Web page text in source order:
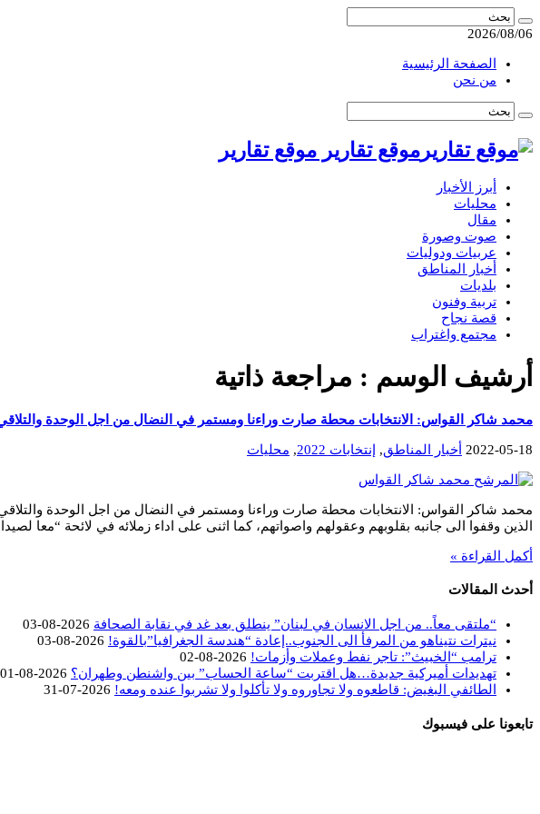
2026/08/06
الصفحة الرئيسية
من نحن
موقع تقارير موقع تقارير
أبرز الأخبار
محليات
مقال
صوت وصورة
عربيات ودوليات
أخبار المناطق
بلديات
تربية وفنون
قصة نجاح
مجتمع واغتراب
أرشيف الوسم : مراجعة ذاتية
محمد شاكر القواس: الانتخابات محطة صارت وراءنا ومستمر في النضال من اجل الوحدة
2022-05-18 أخبار المناطق, إنتخابات 2022 , محليات
محمد شاكر القواس: الانتخابات محطة صارت وراءنا ومستمر في النضال من اجل الوحدة
الذين وقفوا الى جانبه بقلوبهم وعقولهم واصواتهم، كما اثنى على اداء زملائه في لائحة “معا
أكمل القراءة »
أحدث المقالات
“ملتقى معاً.. من اجل الانسان في لبنان” ينطلق بعد غد في نقابة الصحافة 2026-08-03
نيترات نتيناهو من المرفأ الى الجنوب..إعادة “هندسة الجغرافيا”بالقوة! 2026-08-03
ترامب “الخبيث”: تاجر نفط وعملات وأزمات! 2026-08-02
تهديدات أميركية جديدة…هل اقتربت “ساعة الحساب” بين واشنطن وطهران؟ 2026-08-01
الطائفي البغيض: قاطعوه ولا تجاوروه ولا تأكلوا ولا تشربوا عنده ومعه! 2026-07-31
تابعونا على فيسبوك